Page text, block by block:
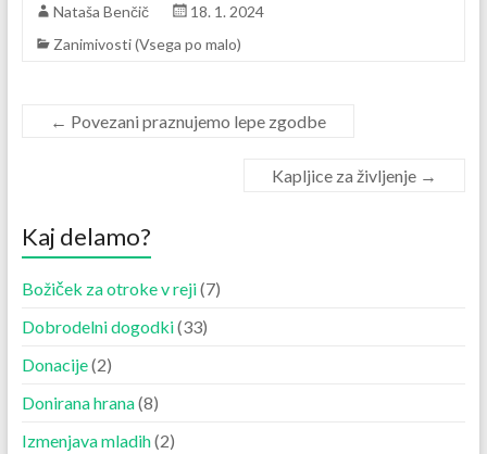
Nataša Benčič
18. 1. 2024
Zanimivosti (Vsega po malo)
← Povezani praznujemo lepe zgodbe
Kapljice za življenje →
Kaj delamo?
Božiček za otroke v reji(7)
Dobrodelni dogodki(33)
Donacije(2)
Donirana hrana(8)
Izmenjava mladih(2)